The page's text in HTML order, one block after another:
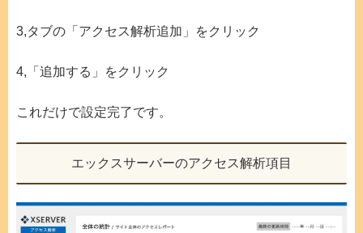
3,タブの「アクセス解析追加」をクリック
4,「追加する」をクリック
これだけで設定完了です。
エックスサーバーのアクセス解析項目